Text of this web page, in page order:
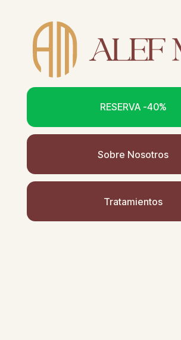
RESERVA -40%
Sobre Nosotros
Tratamientos